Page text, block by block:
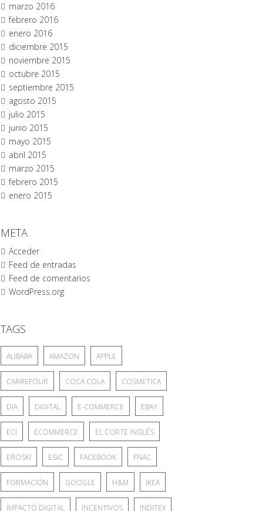
marzo 2016
febrero 2016
enero 2016
diciembre 2015
noviembre 2015
octubre 2015
septiembre 2015
agosto 2015
julio 2015
junio 2015
mayo 2015
abril 2015
marzo 2015
febrero 2015
enero 2015
META
Acceder
Feed de entradas
Feed de comentarios
WordPress.org
TAGS
ALIBABA AMAZON APPLE
CARREFOUR COCA COLA COSMETICA
DIA DIGITAL E-COMMERCE EBAY
ECI ECOMMERCE EL CORTE INGLÉS
EROSKI ESIC FACEBOOK FNAC
FORMACIÓN GOOGLE H&M IKEA
IMPACTO DIGITAL INCENTIVOS INDITEX